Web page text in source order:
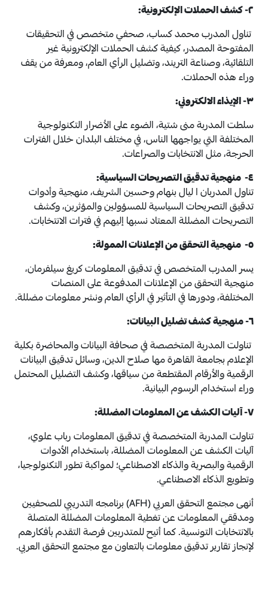
٢- كشف الحملات الإلكترونية:
تناول المدرب محمد كساب، صحفي متخصص في التحقيقات
المفتوحة المصدر، كيفية كشف الحملات الإلكترونية غير
التلقائية، وصناعة التريند، وتضليل الرأي العام، ومعرفة من يقف
وراء هذه الحملات.
٣- الإيذاء الالكتروني:
سلطت المدربة منى شتية، الضوء على الأضرار التكنولوجية
المختلفة التي يواجهها الناس، في مختلف البلدان خلال الفترات
الحرجة، مثل الانتخابات والصراعات.
٤- منهجية تدقيق التصريحات السياسية:
تناول المدربان ا ليال بنهام وحسين الشريف، منهجية وأدوات
تدقيق التصريحات السياسية للمسؤولين والمؤثرين، وكشف
التصريحات المضللة المعتاد نسبها إليهم في فترات الانتخابات.
٥- منهجية التحقق من الإعلانات الممولة:
يسر المدرب المتخصص في تدقيق المعلومات كريغ سيلفرمان،
منهجية التحقق من الإعلانات المدفوعة على المنصات
المختلفة، ودورها في التأثير في الرأي العام ونشر معلومات مضللة.
٦- منهجية كشف تضليل البيانات:
تناولت المدربة المتخصصة في صحافة البيانات والمحاضرة بكلية
الإعلام بجامعة القاهرة مها صلاح الدين، وسائل تدقيق البيانات
الرقمية والأرقام المقتطعة من سياقها، وكشف التضليل المحتمل
وراء استخدام الرسوم البيانية.
٧- آليات الكشف عن المعلومات المضللة:
تناولت المدربة المتخصصة في تدقيق المعلومات رباب علوي،
آليات الكشف عن المعلومات المضللة، باستخدام الأدوات
الرقمية والبصرية والذكاء الاصطناعي؛ لمواكبة تطور التكنولوجيا،
وتطويع الذكاء الاصطناعي.
أنهى مجتمع التحقق العربي (AFH) برنامجه التدريبي للصحفيين
ومدققي المعلومات عن تغطية المعلومات المضللة المتصلة
بالانتخابات التونسية. كما أتيح للمتدربين فرصة التقدم بأفكارهم
لإنجاز تقارير تدقيق معلومات بالتعاون مع مجتمع التحقق العربي.